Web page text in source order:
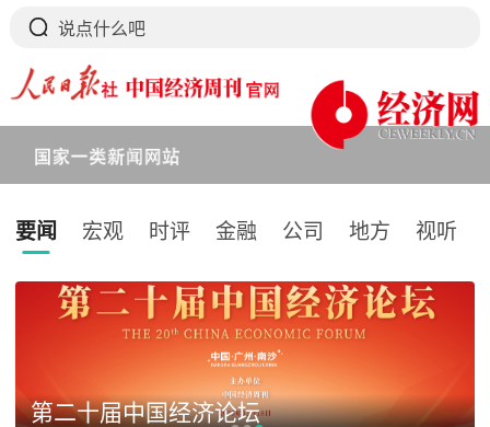
要闻 宏观 时评 金融 公司 地方 视听
下拉刷新
第二十届中国经济论坛